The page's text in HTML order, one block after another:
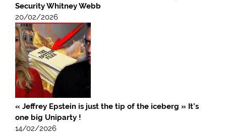
Security Whitney Webb
20/02/2026
« Jeffrey Epstein is just the tip of the iceberg » It’s
one big Uniparty !
14/02/2026